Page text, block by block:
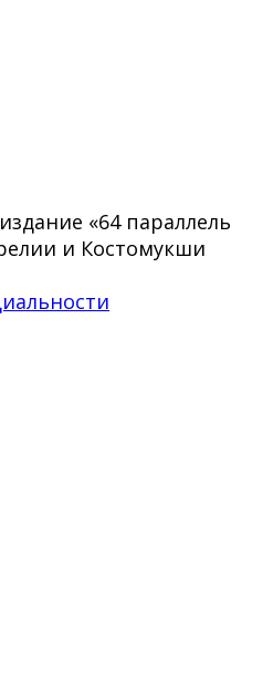
«64 параллель
и Костомукши